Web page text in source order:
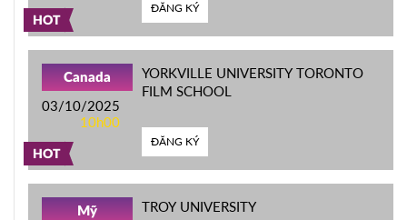
HOT
ĐĂNG KÝ
HOT
Canada
03/10/2025
10h00
YORKVILLE UNIVERSITY TORONTO
FILM SCHOOL
ĐĂNG KÝ
Mỹ TROY UNIVERSITY